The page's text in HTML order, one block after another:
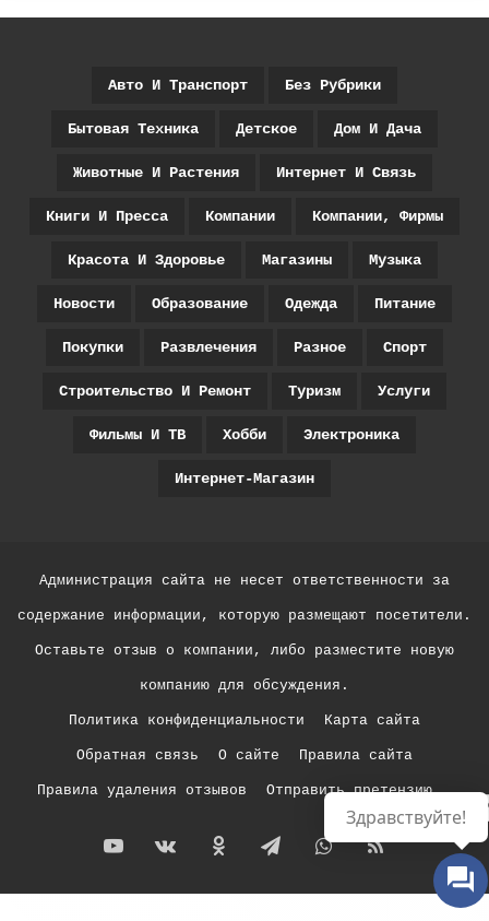
Авто И Транспорт Без Рубрики
Бытовая Техника Детское Дом И Дача
Животные И Растения Интернет И Связь
Книги И Пресса Компании Компании, Фирмы
Красота И Здоровье Магазины Музыка
Новости Образование Одежда Питание
Покупки Развлечения Разное Спорт
Строительство И Ремонт Туризм Услуги
Фильмы И ТВ Хобби Электроника
Интернет-Магазин
Администрация сайта не несет ответственности за
содержание информации, которую размещают посетители.
Оставьте отзыв о компании, либо разместите новую
компанию для обсуждения.
Политика конфиденциальности Карта сайта
Обратная связь О сайте Правила сайта
Правила удаления отзывов
Отправить претензию
YouTubevk.comОдноклассники
TelegramWhatsApp
RSS
Здравствуйте!